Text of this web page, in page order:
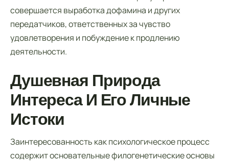
совершается выработка дофамина и других
передатчиков, ответственных за чувство
удовлетворения и побуждение к продлению
деятельности.
Душевная Природа
Интереса И Его Личные
Истоки
Заинтересованность как психологическое процесс
содержит основательные филогенетические основы